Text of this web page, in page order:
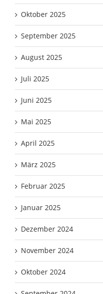
Oktober 2025
September 2025
August 2025
Juli 2025
Juni 2025
Mai 2025
April 2025
März 2025
Februar 2025
Januar 2025
Dezember 2024
November 2024
Oktober 2024